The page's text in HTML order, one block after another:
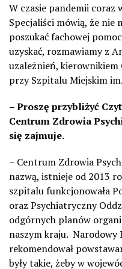
W czasie pandemii coraz
Specjaliści mówią, że nie
poszukać fachowej
uzyskać, rozmawiamy z
uzależnień,
przy Szpitalu Miejskim
– Proszę przybliżyć
Centrum Zdrowia
się zajmuje.
– Centrum Zdrowia
nazwą, istnieje od 2013
szpitalu funkcjonowała
oraz Psychiatryczny
odgórnych planów
naszym kraju. Narodowy
rekomendował
były takie, żeby w